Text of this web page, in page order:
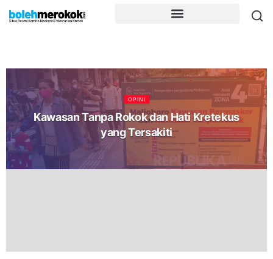
OPINI
Kawasan Tanpa Rokok dan Hati Kretekus
yang Tersakiti